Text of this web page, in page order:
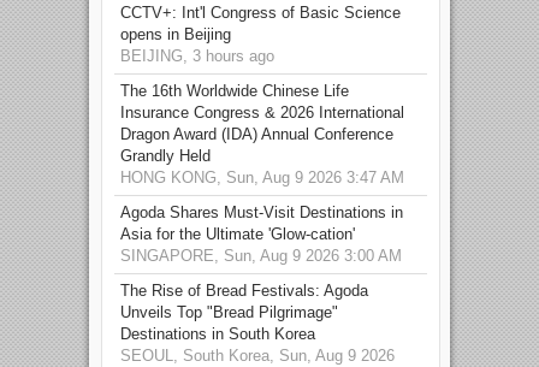
CCTV+: Int'l Congress of Basic Science
opens in Beijing
BEIJING, 3 hours ago
The 16th Worldwide Chinese Life
Insurance Congress & 2026 International
Dragon Award (IDA) Annual Conference
Grandly Held
HONG KONG, Sun, Aug 9 2026 3:47 AM
Agoda Shares Must-Visit Destinations in
Asia for the Ultimate 'Glow-cation'
SINGAPORE, Sun, Aug 9 2026 3:00 AM
The Rise of Bread Festivals: Agoda
Unveils Top "Bread Pilgrimage"
Destinations in South Korea
SEOUL, South Korea, Sun, Aug 9 2026